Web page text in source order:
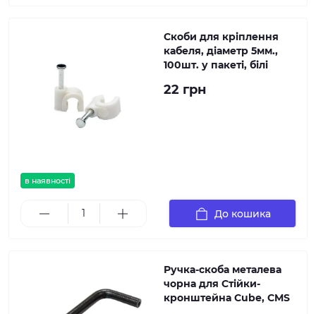
в наявності
Скоби для кріплення
кабеля, діаметр 5мм.,
100шт. у пакеті, білі
22 грн
До кошика
Ручка-скоба металева
чорна для Стійки-
кронштейна Cube, CMS